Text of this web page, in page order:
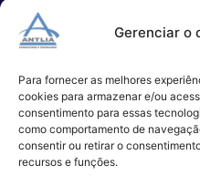
Gerenciar o
Para fornecer as melhores
cookies para armazenar e/ou
consentimento para essas
como comportamento de
consentir ou retirar o
recursos e funções.
(11)